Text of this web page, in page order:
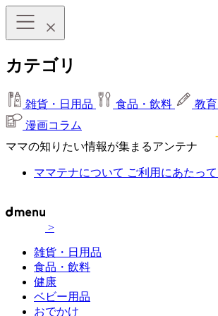
カテゴリ
雑貨・日用品 食品・飲料 教育
漫画コラム
ママの知りたい情報が集まるアンテナ
ママテナについて ご利用にあたって
>
雑貨・日用品
食品・飲料
健康
ベビー用品
おでかけ